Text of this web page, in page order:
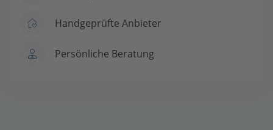
Handgeprüfte Anbieter
Persönliche Beratung